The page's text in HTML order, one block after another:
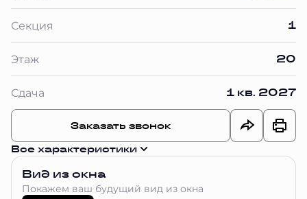
Секция 1
Этаж 20
Сдача 1 кв. 2027
Заказать звонок
Все характеристики
Вид из окна
Покажем ваш будущий вид из окна